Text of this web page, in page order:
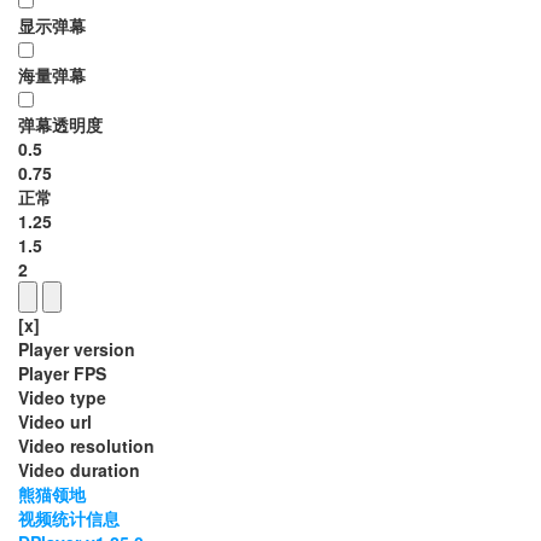
显示弹幕
海量弹幕
弹幕透明度
0.5
0.75
正常
1.25
1.5
2
[x]
Player version
Player FPS
Video type
Video url
Video resolution
Video duration
熊猫领地
视频统计信息